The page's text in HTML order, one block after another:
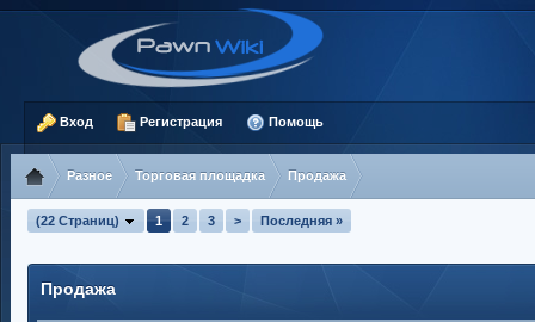
Вход Регистрация Помощь
Разное Торговая площадка Продажа
(22 Страниц) 1 2 3 > Последняя »
Продажа